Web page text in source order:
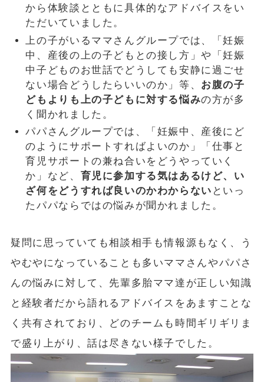
から体験談とともに具体的なアドバイスをい
ただいていました。
上の子がいるママさんグループでは、「妊娠
中、産後の上の子どもとの接し方」や「妊娠
中子どものお世話でどうしても安静に過ごせ
ない場合どうしたらいいのか」等、 お腹の子
どもよりも上の子どもに対する悩みの方が多
く聞かれました。
パパさんグループでは、「妊娠中、産後にど
のようにサポートすればよいのか」「仕事と
育児サポートの兼ね合いをどうやっていく
か」など、 育児に参加する気はあるけど、い
ざ何をどうすれば良いのかわからない といっ
たパパならではの悩みが聞かれました。
疑問に思っていても相談相手も情報源もなく、う
やむやになっていることも多いママさんやパパさ
んの悩みに対して、先輩多胎ママ達が正しい知識
と経験者だから語れるアドバイスをあますことな
く共有されており、どのチームも時間ギリギリま
で盛り上がり、話は尽きない様子でした。